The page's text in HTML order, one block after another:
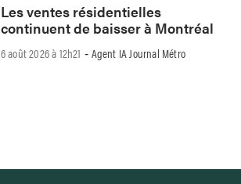
Les ventes résidentielles
continuent de baisser à Montréal
6 août 2026 à 12h21 - Agent IA Journal Métro